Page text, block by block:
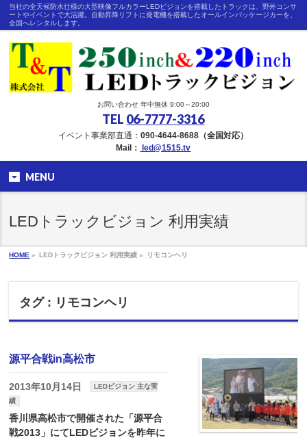
当社の全天候防水仕様の大型映像フルカラーLEDビジョンを搭載したトラックは、野外コンサ
ートやイベントで大活躍。自動昇降リフトに発電機を搭載したオールインパッケージカーを、
全国へレンタルします。
お問い合わせ 年中無休 9:00～20:00
TEL 06-7777-3316
イベント事業部直通：090-4644-8688（全国対応）
Mail：
led@1515.tv
MENU
LEDトラックビジョン 利用実績
HOME » LEDトラックビジョン 利用実績 » リモコンヘリ
タグ : リモコンヘリ
源平合戦in高松市
2013年10月14日
LEDビジョン 主な実
績
香川県高松市で開催された「源平合
戦2013」にてLEDビジョンを昨年に